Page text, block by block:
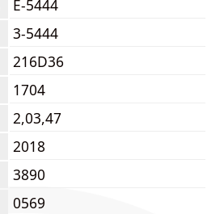
E-5444
3-5444
216D36
1704
2,03,47
2018
3890
0569